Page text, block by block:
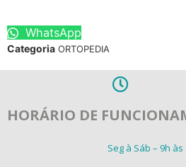
WhatsApp
Categoria ORTOPEDIA
HORÁRIO DE
Seg à Sáb – 9h às